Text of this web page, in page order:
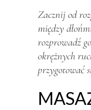
Zacznij od
między
rozprowadź
okrężnych
przygotować